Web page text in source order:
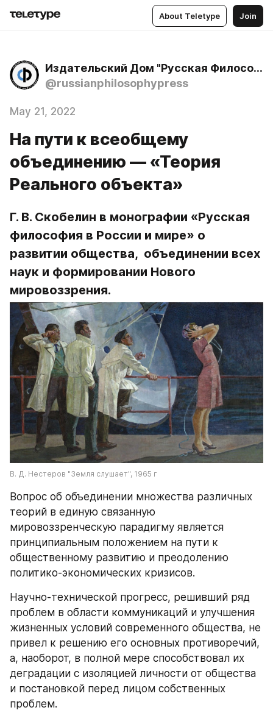
About Teletype Join
Издательский Дом "Русская Философия"
@russianphilosophypress
May 21, 2022
На пути к всеобщему
объединению — «Теория
Реального объекта»
Г. В. Скобелин в монографии «Русская
философия в России и мире» о
развитии общества,  объединении всех
наук и формировании Нового
мировоззрения.
В. Д. Нестеров "Земля слушает", 1965 г
Вопрос об объединении множества различных
теорий в единую связанную
мировоззренческую парадигму является
принципиальным положением на пути к
общественному развитию и преодолению
политико‑экономических кризисов.
Научно‑технической прогресс, решивший ряд
проблем в области коммуникаций и улучшения
жизненных условий современного общества, не
привел к решению его основных противоречий,
а, наоборот, в полной мере способствовал их
деградации с изоляцией личности от общества
и постановкой перед лицом собственных
проблем.